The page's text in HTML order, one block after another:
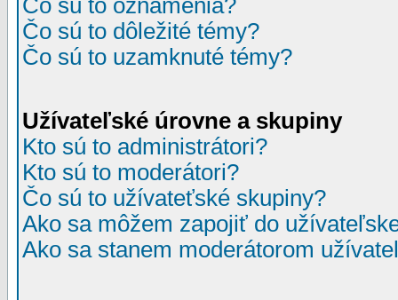
Čo sú to oznámenia?
Čo sú to dôležité témy?
Čo sú to uzamknuté témy?
Užívateľské úrovne a skupiny
Kto sú to administrátori?
Kto sú to moderátori?
Čo sú to užívateťské skupiny?
Ako sa môžem zapojiť do
Ako sa stanem moderátorom